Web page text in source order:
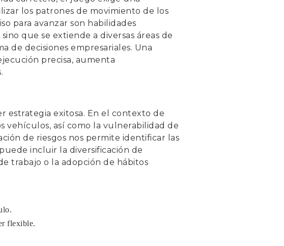
los patrones de movimiento de los
para avanzar son habilidades
que se extiende a diversas áreas de
de decisiones empresariales. Una
precisa, aumenta
estrategia exitosa. En el contexto de
vehículos, así como la vulnerabilidad de
de riesgos nos permite identificar las
incluir la diversificación de
trabajo o la adopción de hábitos
flexible.